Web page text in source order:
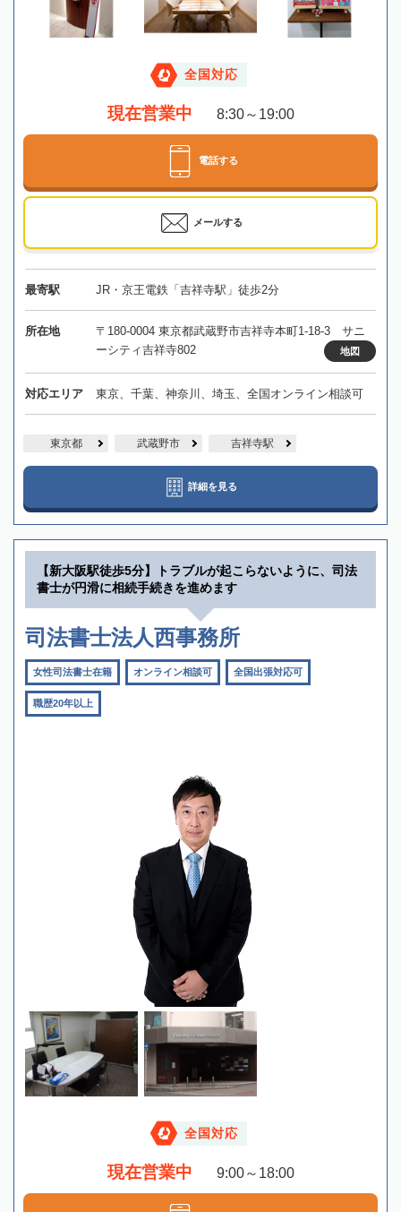
全国対応
現在営業中 8:30～19:00
電話する
メールする
最寄駅 JR・京王電鉄「吉祥寺駅」徒歩2分
所在地
〒180-0004 東京都武蔵野市吉祥寺本町1-18-3 サニ
ーシティ吉祥寺802
地図
対応エリア 東京、千葉、神奈川、埼玉、全国オンライン相談可
東京都 武蔵野市 吉祥寺駅
詳細を見る
【新大阪駅徒歩5分】トラブルが起こらないように、司法
書士が円滑に相続手続きを進めます
司法書士法人西事務所
女性司法書士在籍 オンライン相談可 全国出張対応可
職歴20年以上
全国対応
現在営業中 9:00～18:00